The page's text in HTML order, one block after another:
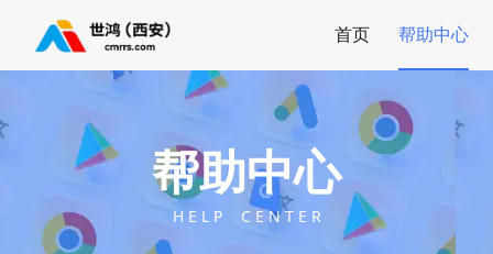
首页 帮助中心
帮助中心
H E L P C E N T E R